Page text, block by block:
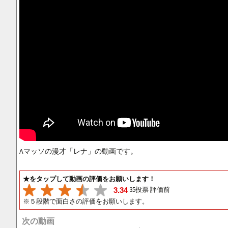
Aマッソの漫才「レナ」の動画です。
★をタップして動画の評価をお願いします！
3.3435投票 評価前
※５段階で面白さの評価をお願いします。
次の動画